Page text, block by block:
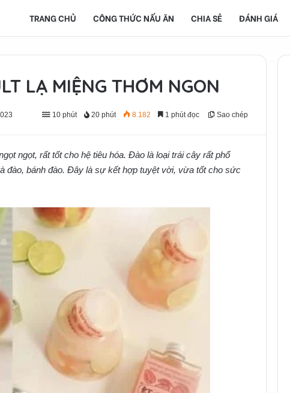
TRANG CHỦ CÔNG THỨC NẤU ĂN CHIA SẺ ĐÁNH GIÁ
LẠ MIỆNG THƠM NGON
10 phút 20 phút 8.182 1 phút đọc Sao chép
ngọt, rất tốt cho hệ tiêu hóa. Đào là loại trái cây rất phổ
đào, bánh đào. Đây là sự kết hợp tuyệt vời, vừa tốt cho sức